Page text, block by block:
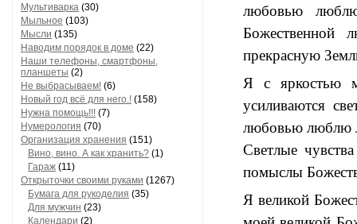
Мультиварка (30)
Мыльное (103)
Мысли (135)
Наводим порядок в доме (22)
Наши телефоны, смартфоны,
планшеты (2)
Не выбрасываем! (6)
Новый год всё для него.! (158)
Нужна помощь!!! (7)
Нумерология (70)
Организация хранения (151)
Вино, вино. А как хранить? (1)
Гараж (11)
Открыточки своими руками (1267)
Бумага для рукоделия (35)
Для мужчин (23)
Календари (2)
любовью
Божественной
прекрасную
Я с яркостью
усиливаются
любовью люблю
Светлые
помыслы
Я великой